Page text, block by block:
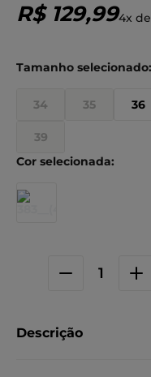
R$ 129,994x de
34 35 36
39
Descrição